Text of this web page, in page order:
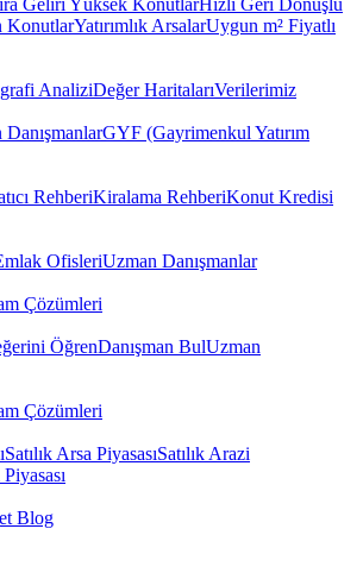
Geliri Yüksek KonutlarHızlı Geri Dönüşlü
KonutlarYatırımlık ArsalarUygun m² Fiyatlı
AnaliziDeğer HaritalarıVerilerimiz
DanışmanlarGYF (Gayrimenkul Yatırım
RehberiKiralama RehberiKonut Kredisi
OfisleriUzman Danışmanlar
Çözümleri
ÖğrenDanışman BulUzman
Çözümleri
Satılık Arsa PiyasasıSatılık Arazi
Blog